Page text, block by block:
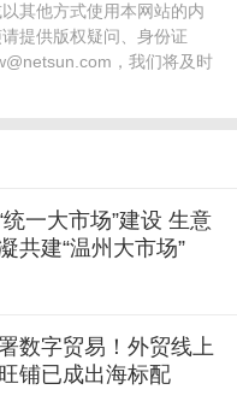
其他方式使用本网站的内
提供版权疑问、身份证
，我们将及时
一大市场”建设 生意
共建“温州大市场”
数字贸易！外贸线上
铺已成出海标配